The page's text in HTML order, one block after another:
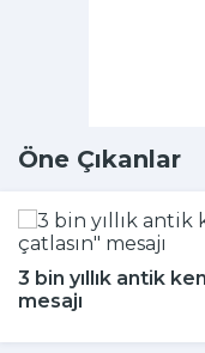
Öne Çıkanlar
3 bin yıllık antik
mesajı